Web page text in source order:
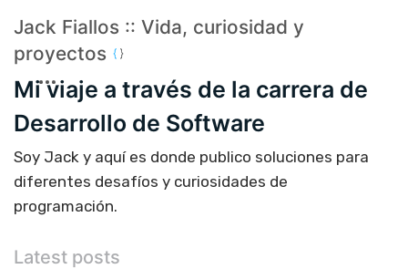
Jack Fiallos :: Vida, curiosidad y
proyectos
Mi viaje a través de la carrera de
Desarrollo de Software
Soy Jack y aquí es donde publico soluciones para
diferentes desafíos y curiosidades de
programación.
Latest posts